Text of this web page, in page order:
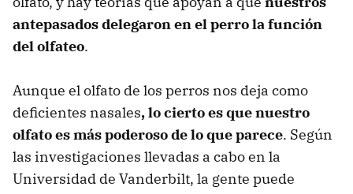
antepasados delegaron en el perro la función
del olfateo.
Aunque el olfato de los perros nos deja como
deficientes nasales, lo cierto es que nuestro
olfato es más poderoso de lo que parece. Según
las investigaciones llevadas a cabo en la
Universidad de Vanderbilt, la gente puede